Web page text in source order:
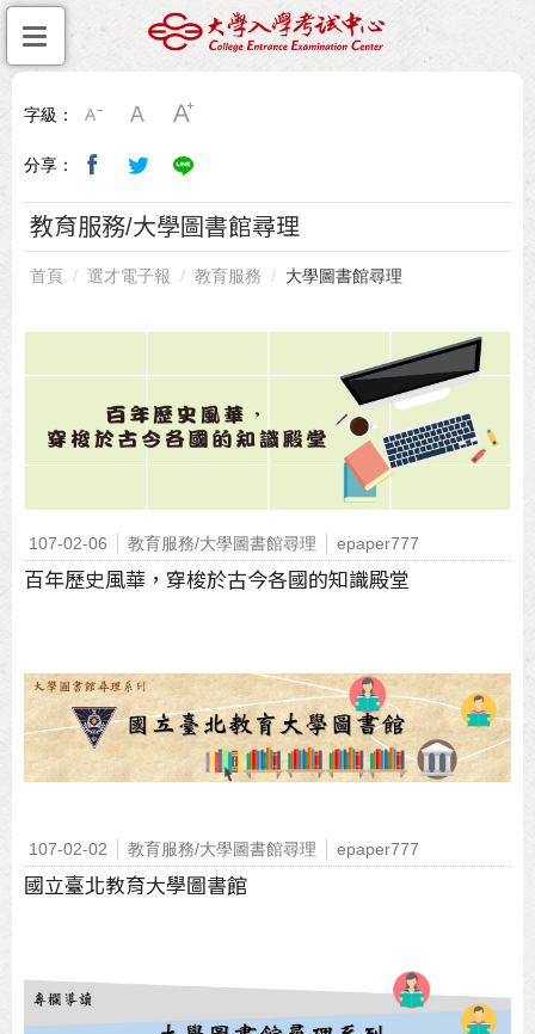
字級：
分享：
教育服務/大學圖書館尋理
首頁 選才電子報 教育服務 大學圖書館尋理
107-02-06 教育服務/大學圖書館尋理 epaper777
百年歷史風華，穿梭於古今各國的知識殿堂
107-02-02 教育服務/大學圖書館尋理 epaper777
國立臺北教育大學圖書館